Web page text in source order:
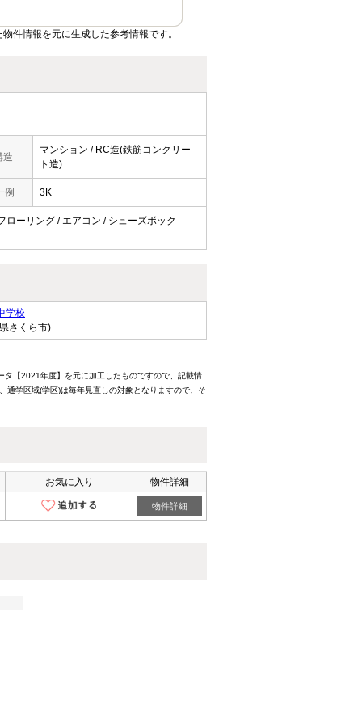
件情報を元に生成した参考情報です。
造
マンション / RC造(鉄筋コンクリー
ト造)
例 3K
ローリング / エアコン / シューズボック
学校
さくら市)
【2021年度】を元に加工したものですので、記載情
通学区域(学区)は毎年見直しの対象となりますので、そ
お気に入り 物件詳細
物件詳細